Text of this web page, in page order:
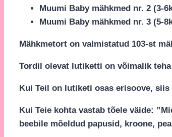
Muumi Baby mähkmed nr. 2 (3-
Muumi Baby mähkmed nr. 3 (5-
Mähkmetort on valmistatud 103-st
Tordil olevat lutiketti on võimalik
Kui Teil on lutiketi osas erisoove,
Kui Teie kohta vastab tõele väide:
beebile mõeldud papusid, kroone,